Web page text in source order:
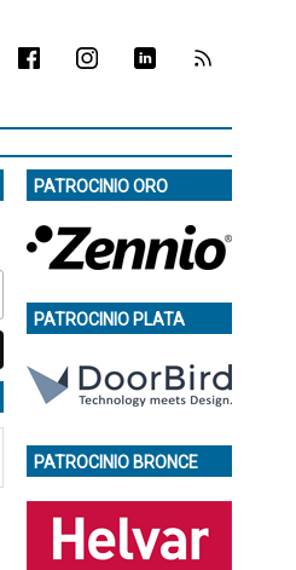
PATROCINIO ORO
PATROCINIO PLATA
PATROCINIO BRONCE